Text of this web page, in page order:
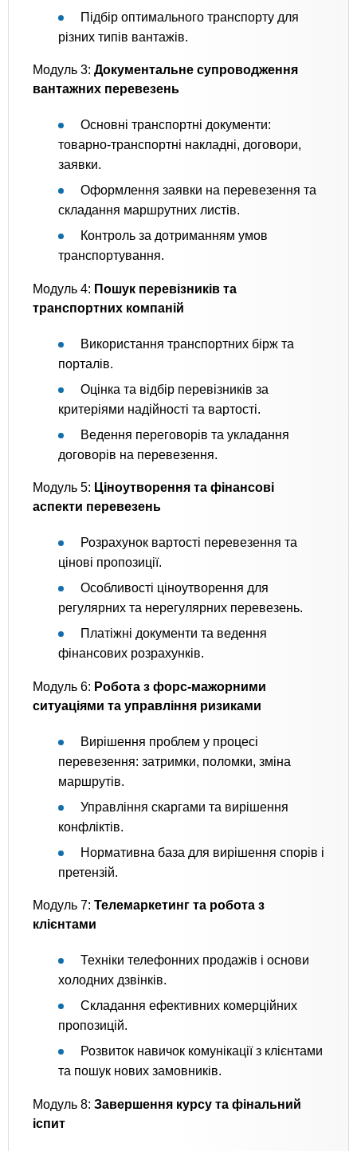
Підбір оптимального транспорту для
різних типів вантажів.
Модуль 3: Документальне супроводження
вантажних перевезень
Основні транспортні документи:
товарно-транспортні накладні, договори,
заявки.
Оформлення заявки на перевезення та
складання маршрутних листів.
Контроль за дотриманням умов
транспортування.
Модуль 4: Пошук перевізників та
транспортних компаній
Використання транспортних бірж та
порталів.
Оцінка та відбір перевізників за
критеріями надійності та вартості.
Ведення переговорів та укладання
договорів на перевезення.
Модуль 5: Ціноутворення та фінансові
аспекти перевезень
Розрахунок вартості перевезення та
цінові пропозиції.
Особливості ціноутворення для
регулярних та нерегулярних перевезень.
Платіжні документи та ведення
фінансових розрахунків.
Модуль 6: Робота з форс-мажорними
ситуаціями та управління ризиками
Вирішення проблем у процесі
перевезення: затримки, поломки, зміна
маршрутів.
Управління скаргами та вирішення
конфліктів.
Нормативна база для вирішення спорів і
претензій.
Модуль 7: Телемаркетинг та робота з
клієнтами
Техніки телефонних продажів і основи
холодних дзвінків.
Складання ефективних комерційних
пропозицій.
Розвиток навичок комунікації з клієнтами
та пошук нових замовників.
Модуль 8: Завершення курсу та фінальний
іспит